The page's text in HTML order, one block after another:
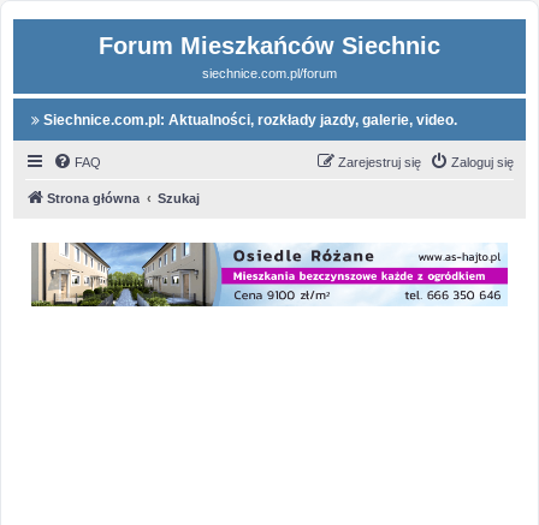
Forum Mieszkańców Siechnic
siechnice.com.pl/forum
Siechnice.com.pl: Aktualności, rozkłady jazdy, galerie, video.
FAQ Zaloguj się
Zarejestruj się
Strona główna Szukaj